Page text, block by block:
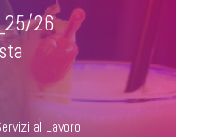
26
al Lavoro